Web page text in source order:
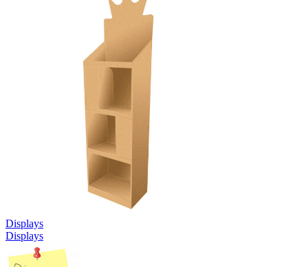
Displays
Displays